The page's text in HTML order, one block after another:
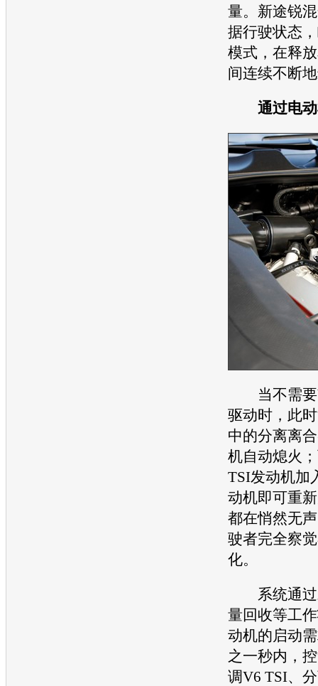
量。 新途锐
据行驶状态
模式，在释
间连续不断
通过电动
当不需要
驱动时，此
中的分离离
机自动熄火
TSI发动机加
动机即可重
都在悄然无
驶者完全察
化。
系统通过
量回收等工
动机的启动
之一秒内，
调V6 TSI、